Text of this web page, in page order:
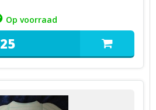
Op voorraad
25